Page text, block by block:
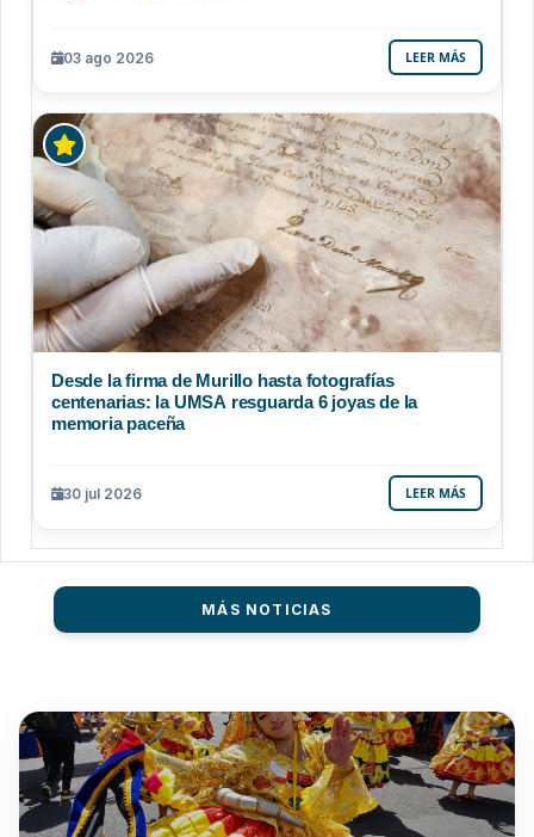
03 ago 2026 LEER MÁS
Desde la firma de Murillo hasta fotografías
centenarias: la UMSA resguarda 6 joyas de la
memoria paceña
30 jul 2026 LEER MÁS
MÁS NOTICIAS